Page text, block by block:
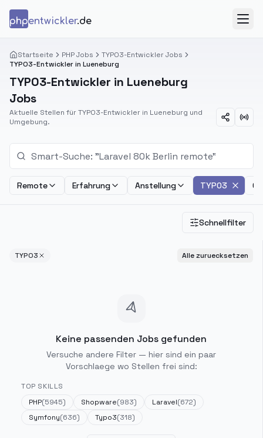
phpentwickler.de
Startseite PHP Jobs
TYPO3-Entwickler Jobs
TYPO3-Entwickler in Lueneburg
TYPO3-Entwickler in Lueneburg
Jobs
Aktuelle Stellen für TYPO3-Entwickler in Lueneburg und
Umgebung.
Remote Erfahrung Anstellung TYPO3
Schnellfilter
TYPO3 Alle zuruecksetzen
Keine passenden Jobs gefunden
Versuche andere Filter — hier sind ein paar
Vorschlaege wo Stellen frei sind:
TOP SKILLS
PHP(5945) Shopware(983) Laravel(672)
Symfony(636) Typo3(318)